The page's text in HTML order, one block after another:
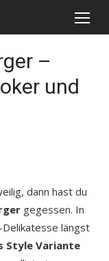
–
und
dann hast du
gegessen. In
längst
Style Variante